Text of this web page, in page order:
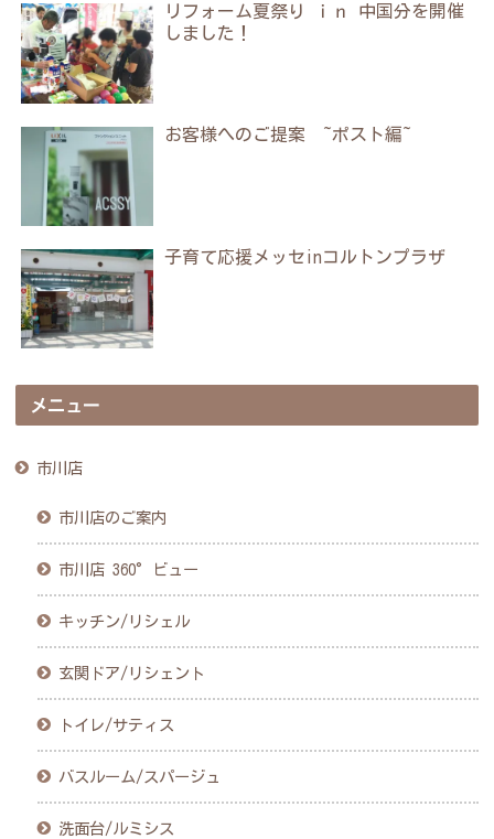
リフォーム夏祭り ｉｎ 中国分を開催
しました！
お客様へのご提案 ~ポスト編~
子育て応援メッセinコルトンプラザ
メニュー
市川店
市川店のご案内
市川店 360°ビュー
キッチン/リシェル
玄関ドア/リシェント
トイレ/サティス
バスルーム/スパージュ
洗面台/ルミシス